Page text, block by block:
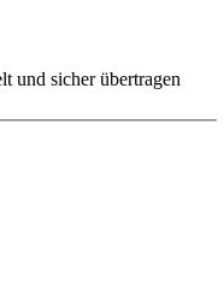
und sicher übertragen